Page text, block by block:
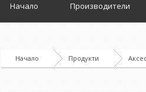
Начало Производители
Начало Продукти